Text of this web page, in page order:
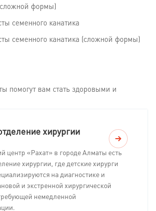
формы)
семенного канатика
семенного канатика (сложной формы)
помогут вам стать здоровыми и
хирургии
центр «Рахат» в городе Алматы есть
хирургии, где детские хирурги
на диагностике и
и экстренной хирургической
немедленной